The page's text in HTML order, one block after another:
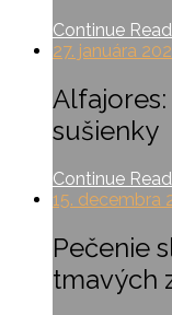
Continue
27. januára
sušienky
Continue
15. decembra
Pečenie
tmavých